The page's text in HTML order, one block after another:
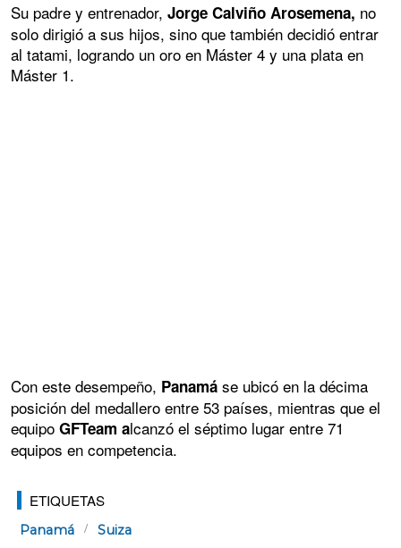
Su padre y entrenador, Jorge Calviño Arosemena, no
solo dirigió a sus hijos, sino que también decidió entrar
al tatami, logrando un oro en Máster 4 y una plata en
Máster 1.
Con este desempeño, Panamá se ubicó en la décima
posición del medallero entre 53 países, mientras que el
equipo GFTeam alcanzó el séptimo lugar entre 71
equipos en competencia.
ETIQUETAS
Panamá Suiza